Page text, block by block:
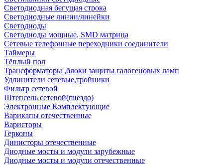
Светодиодная бегущая строка
Светодиодные линии/линейки
Светодиоды
Светодиоды мощные, SMD матрица
Сетевые телефонные переходники соединители
Таймеры
Тёплый пол
Трансформаторы ,блоки защиты галогеновых ламп
Удлинители сетевые,тройники
Фильтр сетевой
Штепсель сетевой(гнездо)
Электронные Комплектующие
Варикапы отечественные
Варисторы
Герконы
Динисторы отечественные
Диодные мосты и модули зарубежные
Диодные мосты и модули отечественные